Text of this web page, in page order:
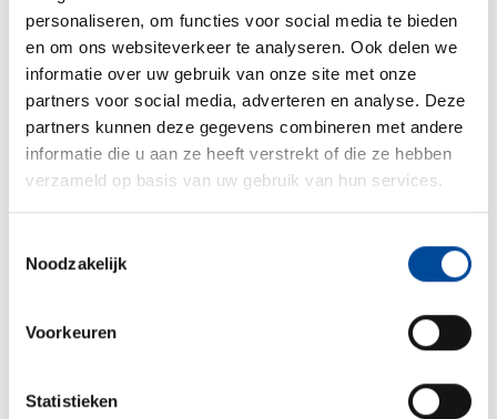
personaliseren, om functies voor social media te bieden
en om ons websiteverkeer te analyseren. Ook delen we
informatie over uw gebruik van onze site met onze
partners voor social media, adverteren en analyse. Deze
partners kunnen deze gegevens combineren met andere
informatie die u aan ze heeft verstrekt of die ze hebben
verzameld op basis van uw gebruik van hun services.
Noodzakelijk
Voorkeuren
Statistieken
verlopen. Zo heb je een hoop minder stress rondom de
verhuisdag. Via Verhuizen.nl vraag je vrijblijvend meerdere
offertes aan bij Erkende Verhuisbedrijven.
Vergelijk verhuisbedrijven
Postcode
Huisnummer
Je toekomstige adres